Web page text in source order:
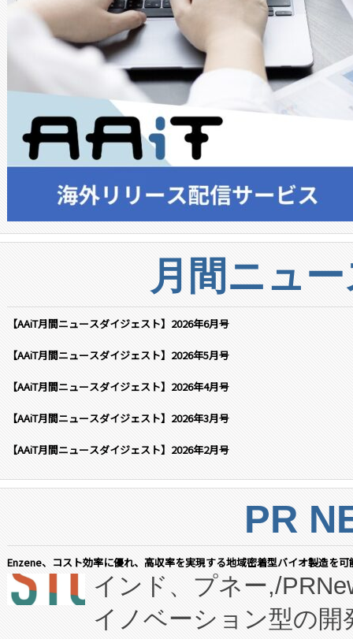
月間ニュ
【AAiT月間ニュースダイジェスト】2026年6月号
【AAiT月間ニュースダイジェスト】2026年5月号
【AAiT月間ニュースダイジェスト】2026年4月号
【AAiT月間ニュースダイジェスト】2026年3月号
【AAiT月間ニュースダイジェスト】2026年2月号
PR
Enzene、コスト効率に優れ、高収率を実現する地域密着型バイオ製造を
インド、プネー,/
イノベーション型の